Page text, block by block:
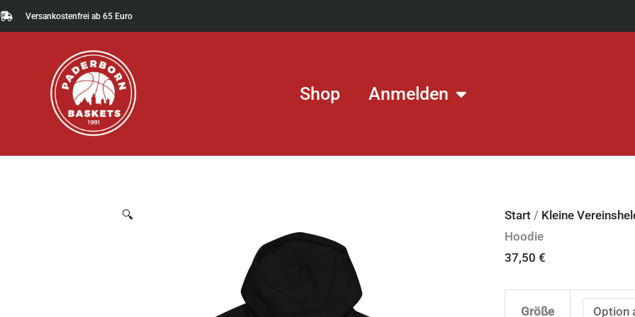
Zum
Inhalt
Versankostenfrei ab 65 Euro
Shop Anmelden
🔍 Start / Kleine
Hoodie
37,50 €
Größe
Young
PB
Baskets